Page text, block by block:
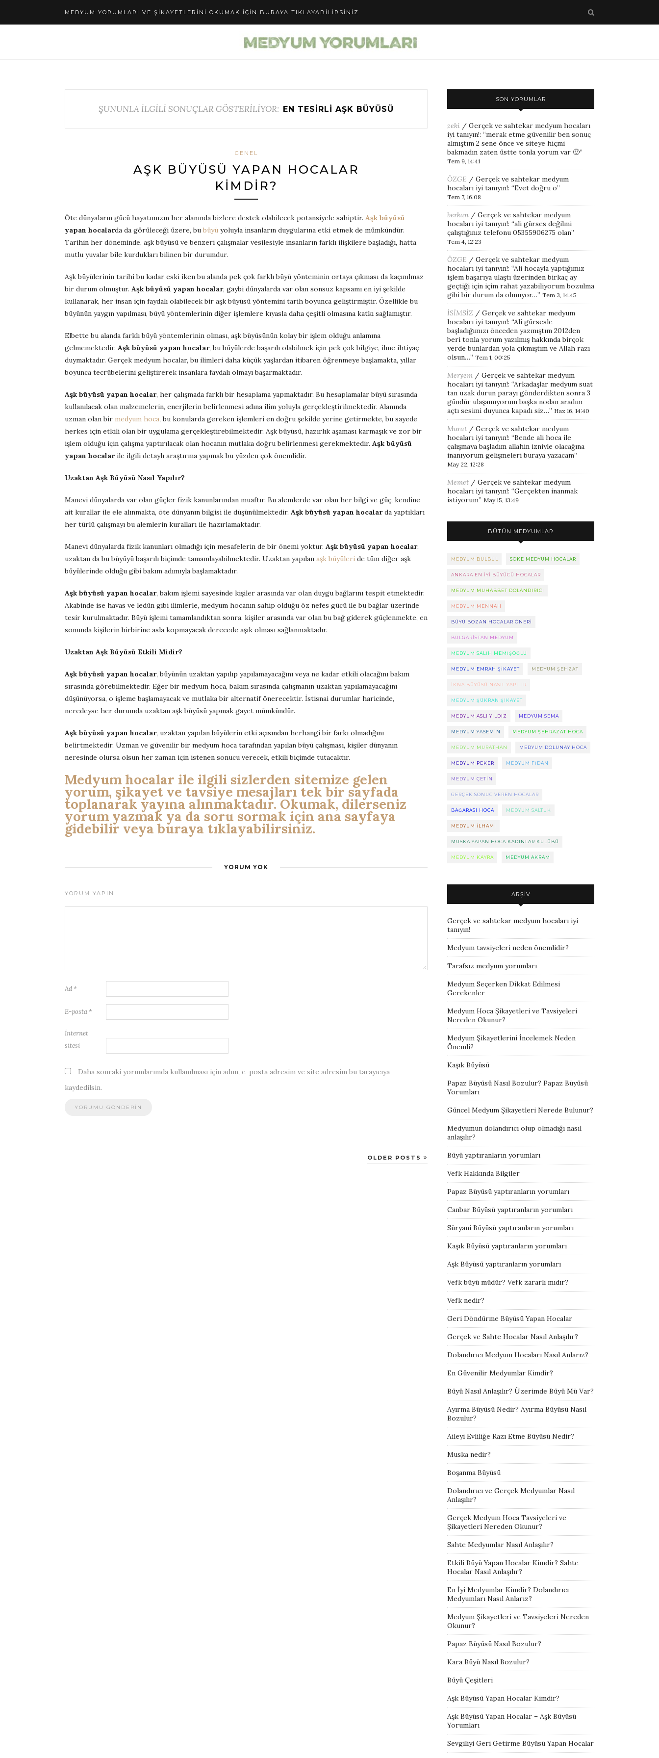
MEDYUM YORUMLARI VE ŞIKAYETLERINI OKUMAK IÇIN BURAYA TIKLAYABILIRSINIZ
ŞUNUNLA İLGİLİ SONUÇLAR GÖSTERİLİYOR: EN TESIRLI AŞK BÜYÜSÜ
GENEL
AŞK BÜYÜSÜ YAPAN HOCALAR
KIMDIR?
Öte dünyaların gücü hayatımızın her alanında bizlere destek olabilecek potansiyele sahiptir. Aşk büyüsü
yapan hocalarda da görüleceği üzere, bu büyü yoluyla insanların duygularına etki etmek de mümkündür.
Tarihin her döneminde, aşk büyüsü ve benzeri çalışmalar vesilesiyle insanların farklı ilişkilere başladığı, hatta
mutlu yuvalar bile kurdukları bilinen bir durumdur.
Aşk büyülerinin tarihi bu kadar eski iken bu alanda pek çok farklı büyü yönteminin ortaya çıkması da kaçınılmaz
bir durum olmuştur. Aşk büyüsü yapan hocalar, gaybi dünyalarda var olan sonsuz kapsamı en iyi şekilde
kullanarak, her insan için faydalı olabilecek bir aşk büyüsü yöntemini tarih boyunca geliştirmiştir. Özellikle bu
büyünün yaygın yapılması, büyü yöntemlerinin diğer işlemlere kıyasla daha çeşitli olmasına katkı sağlamıştır.
Elbette bu alanda farklı büyü yöntemlerinin olması, aşk büyüsünün kolay bir işlem olduğu anlamına
gelmemektedir. Aşk büyüsü yapan hocalar, bu büyülerde başarılı olabilmek için pek çok bilgiye, ilme ihtiyaç
duymaktadır. Gerçek medyum hocalar, bu ilimleri daha küçük yaşlardan itibaren öğrenmeye başlamakta, yıllar
boyunca tecrübelerini geliştirerek insanlara faydalı olmayı başarmaktadır.
Aşk büyüsü yapan hocalar, her çalışmada farklı bir hesaplama yapmaktadır. Bu hesaplamalar büyü sırasında
kullanılacak olan malzemelerin, enerjilerin belirlenmesi adına ilim yoluyla gerçekleştirilmektedir. Alanında
uzman olan bir medyum hoca, bu konularda gereken işlemleri en doğru şekilde yerine getirmekte, bu sayede
herkes için etkili olan bir uygulama gerçekleştirebilmektedir. Aşk büyüsü, hazırlık aşaması karmaşık ve zor bir
işlem olduğu için çalışma yaptırılacak olan hocanın mutlaka doğru belirlenmesi gerekmektedir. Aşk büyüsü
yapan hocalarile ilgili detaylı araştırma yapmak bu yüzden çok önemlidir.
Uzaktan Aşk Büyüsü Nasıl Yapılır?
Manevi dünyalarda var olan güçler fizik kanunlarından muaftır. Bu alemlerde var olan her bilgi ve güç, kendine
ait kurallar ile ele alınmakta, öte dünyanın bilgisi ile düşünülmektedir. Aşk büyüsü yapan hocalarda yaptıkları
her türlü çalışmayı bu alemlerin kuralları ile hazırlamaktadır.
Manevi dünyalarda fizik kanunları olmadığı için mesafelerin de bir önemi yoktur. Aşk büyüsü yapan hocalar,
uzaktan da bu büyüyü başarılı biçimde tamamlayabilmektedir. Uzaktan yapılan aşk büyüleri de tüm diğer aşk
büyülerinde olduğu gibi bakım adımıyla başlamaktadır.
Aşk büyüsü yapan hocalar, bakım işlemi sayesinde kişiler arasında var olan duygu bağlarını tespit etmektedir.
Akabinde ise havas ve ledün gibi ilimlerle, medyum hocanın sahip olduğu öz nefes gücü ile bu bağlar üzerinde
tesir kurulmaktadır. Büyü işlemi tamamlandıktan sonra, kişiler arasında var olan bu bağ giderek güçlenmekte, en
sonunda kişilerin birbirine asla kopmayacak derecede aşık olması sağlanmaktadır.
Uzaktan Aşk Büyüsü Etkili Midir?
Aşk büyüsü yapan hocalar, büyünün uzaktan yapılıp yapılamayacağını veya ne kadar etkili olacağını bakım
sırasında görebilmektedir. Eğer bir medyum hoca, bakım sırasında çalışmanın uzaktan yapılamayacağını
düşünüyorsa, o işleme başlamayacak ve mutlaka bir alternatif önerecektir. İstisnai durumlar haricinde,
neredeyse her durumda uzaktan aşk büyüsü yapmak gayet mümkündür.
Aşk büyüsü yapan hocalar, uzaktan yapılan büyülerin etki açısından herhangi bir farkı olmadığını
belirtmektedir. Uzman ve güvenilir bir medyum hoca tarafından yapılan büyü çalışması, kişiler dünyanın
neresinde olursa olsun her zaman için istenen sonucu verecek, etkili biçimde tutacaktır.
Medyum hocalar ile ilgili sizlerden sitemize gelen
yorum, şikayet ve tavsiye mesajları tek bir sayfada
toplanarak yayına alınmaktadır. Okumak, dilerseniz
yorum yazmak ya da soru sormak için ana sayfaya
gidebilir veya buraya tıklayabilirsiniz.
YORUM YOK
YORUM YAPIN
Ad *
E-posta *
İnternet
sitesi
Daha sonraki yorumlarımda kullanılması için adım, e-posta adresim ve site adresim bu tarayıcıya
kaydedilsin.
OLDER POSTS
SON YORUMLAR
zeki / Gerçek ve sahtekar medyum hocaları
iyi tanıyın!: “merak etme güvenilir ben sonuç
almıştım 2 sene önce ve siteye hiçmi
bakmadın zaten üstte tonla yorum var 🙂”
Tem 9, 14:41
ÖZGE / Gerçek ve sahtekar medyum
hocaları iyi tanıyın!: “Evet doğru o”
Tem 7, 16:08
berkan / Gerçek ve sahtekar medyum
hocaları iyi tanıyın!: “ali gürses değilmi
çalıştığınız telefonu 05355906275 olan”
Tem 4, 12:23
ÖZGE / Gerçek ve sahtekar medyum
hocaları iyi tanıyın!: “Ali hocayla yaptığımız
işlem başarıya ulaştı üzerinden birkaç ay
geçtiği için içim rahat yazabiliyorum bozulma
gibi bir durum da olmuyor…” Tem 3, 14:45
İSİMSİZ / Gerçek ve sahtekar medyum
hocaları iyi tanıyın!: “Ali gürsesle
başladığımızı önceden yazmıştım 2012den
beri tonla yorum yazılmış hakkında birçok
yerde bunlardan yola çıkmıştım ve Allah razı
olsun…” Tem 1, 00:25
Meryem / Gerçek ve sahtekar medyum
hocaları iyi tanıyın!: “Arkadaşlar medyum suat
tan uzak durun parayı gönderdikten sonra 3
gündür ulaşamıyorum başka nodan aradım
açtı sesimi duyunca kapadı siz…” Haz 16, 14:40
Murat / Gerçek ve sahtekar medyum
hocaları iyi tanıyın!: “Bende ali hoca ile
çalışmaya başladım allahin izniyle olacağına
inanıyorum gelişmeleri buraya yazacam”
May 22, 12:28
Memet / Gerçek ve sahtekar medyum
hocaları iyi tanıyın!: “Gerçekten inanmak
istiyorum” May 15, 13:49
BÜTÜN MEDYUMLAR
MEDYUM BÜLBÜL SÖKE MEDYUM HOCALAR
ANKARA EN IYI BÜYÜCÜ HOCALAR
MEDYUM MUHABBET DOLANDIRICI
MEDYUM MENNAH
BÜYÜ BOZAN HOCALAR ÖNERI
BULGARISTAN MEDYUM
MEDYUM SALIH MEMIŞOĞLU
MEDYUM EMRAH ŞIKAYET MEDYUM ŞEHZAT
IKNA BÜYÜSÜ NASIL YAPILIR
MEDYUM ŞÜKRAN ŞIKAYET
MEDYUM ASLI YILDIZ MEDYUM SEMA
MEDYUM YASEMIN MEDYUM ŞEHRAZAT HOCA
MEDYUM MURATHAN MEDYUM DOLUNAY HOCA
MEDYUM PEKER MEDYUM FIDAN
MEDYUM ÇETIN
GERÇEK SONUÇ VEREN HOCALAR
BAĞARASI HOCA MEDYUM SALTUK
MEDYUM ILHAMI
MUSKA YAPAN HOCA KADINLAR KULÜBÜ
MEDYUM KAYRA MEDYUM AKRAM
ARŞIV
Gerçek ve sahtekar medyum hocaları iyi
tanıyın!
Medyum tavsiyeleri neden önemlidir?
Tarafsız medyum yorumları
Medyum Seçerken Dikkat Edilmesi
Gerekenler
Medyum Hoca Şikayetleri ve Tavsiyeleri
Nereden Okunur?
Medyum Şikayetlerini İncelemek Neden
Önemli?
Kaşık Büyüsü
Papaz Büyüsü Nasıl Bozulur? Papaz Büyüsü
Yorumları
Güncel Medyum Şikayetleri Nerede Bulunur?
Medyumun dolandırıcı olup olmadığı nasıl
anlaşılır?
Büyü yaptıranların yorumları
Vefk Hakkında Bilgiler
Papaz Büyüsü yaptıranların yorumları
Canbar Büyüsü yaptıranların yorumları
Süryani Büyüsü yaptıranların yorumları
Kaşık Büyüsü yaptıranların yorumları
Aşk Büyüsü yaptıranların yorumları
Vefk büyü müdür? Vefk zararlı mıdır?
Vefk nedir?
Geri Döndürme Büyüsü Yapan Hocalar
Gerçek ve Sahte Hocalar Nasıl Anlaşılır?
Dolandırıcı Medyum Hocaları Nasıl Anlarız?
En Güvenilir Medyumlar Kimdir?
Büyü Nasıl Anlaşılır? Üzerimde Büyü Mü Var?
Ayırma Büyüsü Nedir? Ayırma Büyüsü Nasıl
Bozulur?
Aileyi Evliliğe Razı Etme Büyüsü Nedir?
Muska nedir?
Boşanma Büyüsü
Dolandırıcı ve Gerçek Medyumlar Nasıl
Anlaşılır?
Gerçek Medyum Hoca Tavsiyeleri ve
Şikayetleri Nereden Okunur?
Sahte Medyumlar Nasıl Anlaşılır?
Etkili Büyü Yapan Hocalar Kimdir? Sahte
Hocalar Nasıl Anlaşılır?
En İyi Medyumlar Kimdir? Dolandırıcı
Medyumları Nasıl Anlarız?
Medyum Şikayetleri ve Tavsiyeleri Nereden
Okunur?
Papaz Büyüsü Nasıl Bozulur?
Kara Büyü Nasıl Bozulur?
Büyü Çeşitleri
Aşk Büyüsü Yapan Hocalar Kimdir?
Aşk Büyüsü Yapan Hocalar – Aşk Büyüsü
Yorumları
Sevgiliyi Geri Getirme Büyüsü Yapan Hocalar